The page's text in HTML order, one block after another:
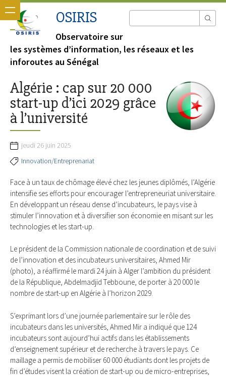
OSIRIS
Observatoire sur
les systèmes d’information, les réseaux et les
inforoutes au Sénégal
Algérie : cap sur 20 000
start-up d’ici 2029 grâce
à l’université
jeudi 26 juin 2025
Innovation/Entreprenariat
Face à un taux de chômage élevé chez les jeunes diplômés, l’Algérie
intensifie ses efforts pour encourager l’entrepreneuriat universitaire.
En développant un réseau dense d’incubateurs, le pays vise à
stimuler l’innovation et à diversifier son économie en misant sur les
technologies et les start-up.
Le président de la Commission nationale de coordination et de suivi
de l’innovation et des incubateurs universitaires, Ahmed Mir
(photo), a réaffirmé le mardi 24 juin à Alger l’ambition du président
de la République, Abdelmadjid Tebboune, de porter à 20 000 le
nombre de start-up en Algérie à l’horizon 2029.
S’exprimant lors d’une journée parlementaire sur le rôle des
incubateurs dans les universités, Ahmed Mir a indiqué que 124
incubateurs sont aujourd’hui actifs dans les établissements
d’enseignement supérieur et de recherche à travers le pays. Ce
maillage a permis de mobiliser 60 000 étudiants dont les projets de
fin d’études visent la création de start-up ou de micro-entreprises,